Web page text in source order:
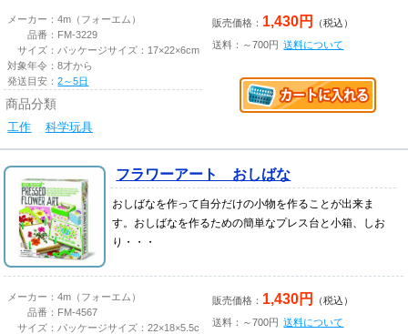
メーカー：4m（フォーエム）
品番： FM-3229
サイズ： パッケージサイズ：17×22×6cm
対象年令：8才から
発送目安：2～5日
商品分類
工作 科学玩具
販売価格： 1,430円
（税込）
送料：～700円 送料について
フラワーアート おしばな
おしばなを作って自分だけの小物を作ることが出来ま
す。おしばなを作るための簡単なプレス台と小箱、しお
り・・・
メーカー：4m（フォーエム）
品番： FM-4567
サイズ： パッケージサイズ：22×18×5.5c
販売価格： 1,430円
（税込）
送料：～700円 送料について